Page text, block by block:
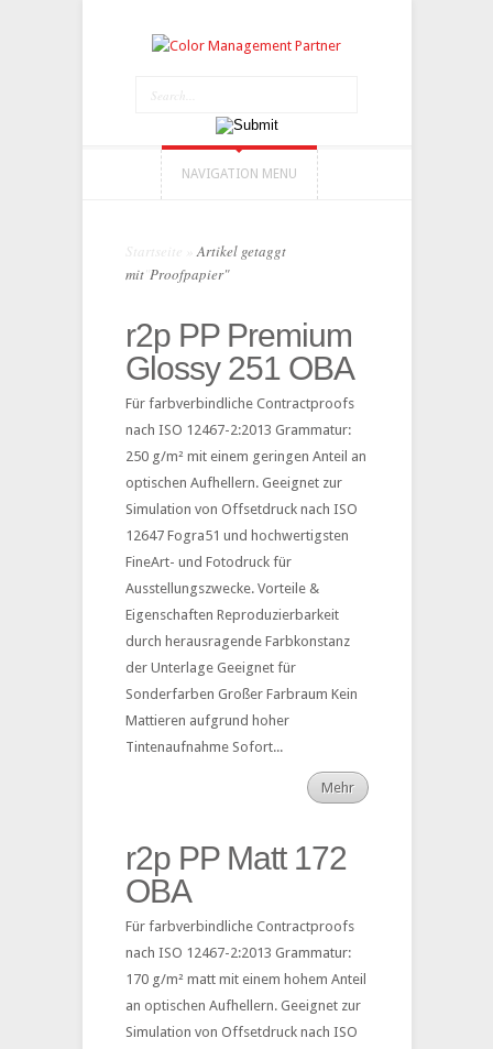
NAVIGATION MENU
Startseite
Artikel getaggt
mit" Proofpapier"
r2p PP Premium
Glossy 251 OBA
Für farbverbindliche Contractproofs
nach ISO 12467-2:2013 Grammatur:
250 g/m² mit einem geringen Anteil an
optischen Aufhellern. Geeignet zur
Simulation von Offsetdruck nach ISO
12647 Fogra51 und hochwertigsten
FineArt- und Fotodruck für
Ausstellungszwecke. Vorteile &
Eigenschaften Reproduzierbarkeit
durch herausragende Farbkonstanz
der Unterlage Geeignet für
Sonderfarben Großer Farbraum Kein
Mattieren aufgrund hoher
Tintenaufnahme Sofort...
Mehr
r2p PP Matt 172
OBA
Für farbverbindliche Contractproofs
nach ISO 12467-2:2013 Grammatur:
170 g/m² matt mit einem hohem Anteil
an optischen Aufhellern. Geeignet zur
Simulation von Offsetdruck nach ISO